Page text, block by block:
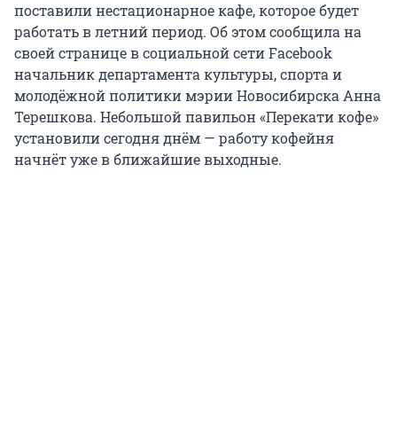
поставили нестационарное кафе, которое будет
работать в летний период. Об этом сообщила на
своей странице в социальной сети Facebook
начальник департамента культуры, спорта и
молодёжной политики мэрии Новосибирска Анна
Терешкова. Небольшой павильон «Перекати кофе»
установили сегодня днём — работу кофейня
начнёт уже в ближайшие выходные.